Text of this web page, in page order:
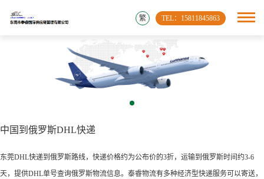
TEL：15811845863
繁
中国到俄罗斯DHL快递
东莞DHL快递到俄罗斯路线，快递价格约为公布价的3折，运输到俄罗斯时间约3-6
天，提供DHL单号查询俄罗斯物流信息。泰睿物流有多种经济型快递服务可以寄送，